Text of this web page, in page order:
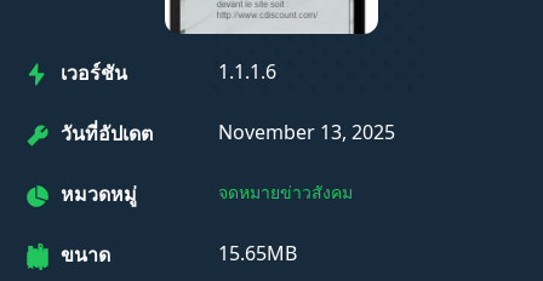
เวอร์ชัน 1.1.1.6
วันที่อัปเดต November 13, 2025
หมวดหมู่ จดหมายข่าวสังคม
ขนาด 15.65MB